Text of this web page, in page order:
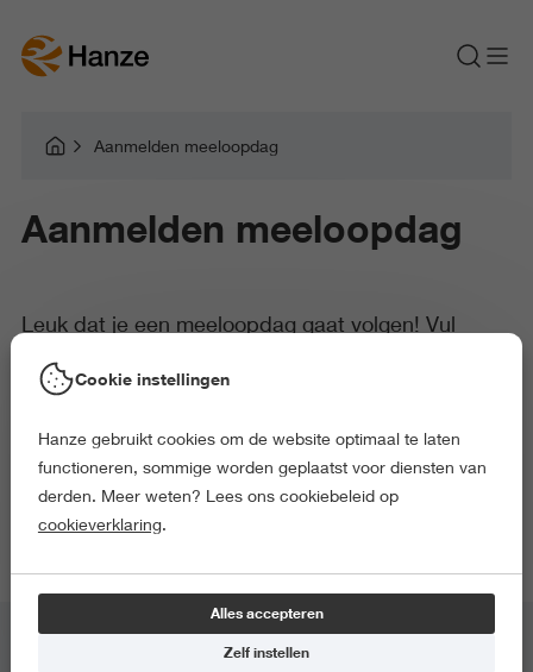
Aanmelden meeloopdag
Aanmelden meeloopdag
Leuk dat je een meeloopdag gaat volgen! Vul
hieronder je gegevens in om je aan te melden voor
de door jou gekozen meeloopdag.
Als je je hebt aangemeld ontvang je via de mail een bevestiging.
Hierin vind je ook meer informatie over het programma en de
Cookie instellingen
Hanze gebruikt cookies om de website optimaal te laten
functioneren, sommige worden geplaatst voor diensten van
derden. Meer weten? Lees ons cookiebeleid op
cookieverklaring.
Alles accepteren
Zelf instellen